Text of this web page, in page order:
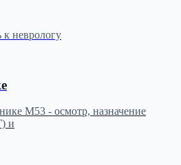
к неврологу
М53 - осмотр, назначение
и